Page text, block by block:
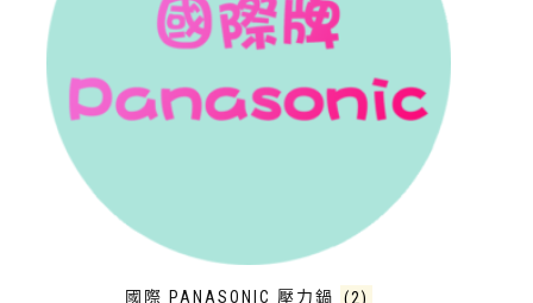
國際 PANASONIC 壓力鍋 (2)